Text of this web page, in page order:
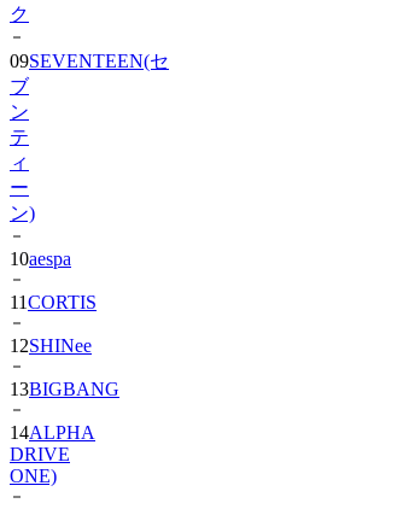
ク
09SEVENTEEN(セ
ブ
ン
テ
ィ
ー
ン)
10aespa
11CORTIS
12SHINee
13BIGBANG
14ALPHA
DRIVE
ONE)